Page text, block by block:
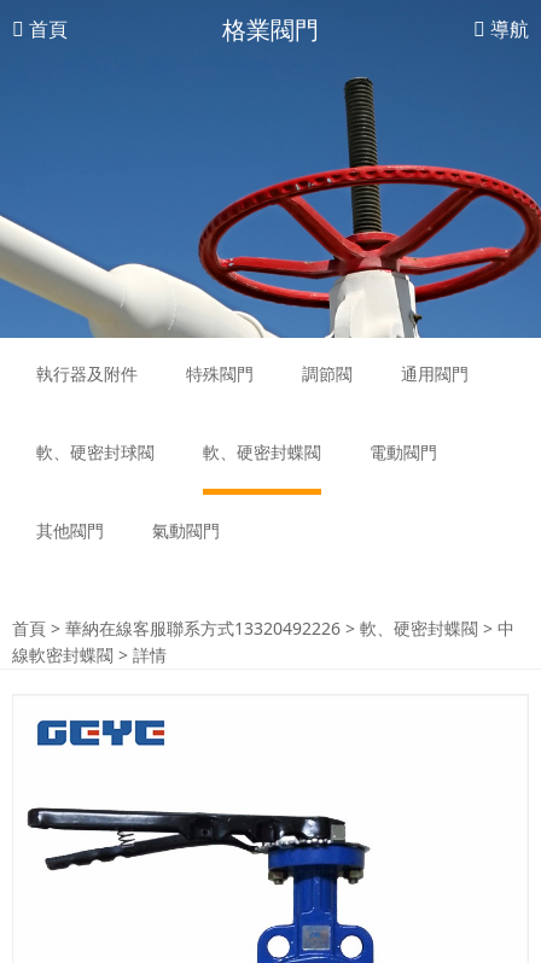
首頁 格業閥門 導航
執行器及附件 特殊閥門 調節閥 通用閥門
軟、硬密封球閥 軟、硬密封蝶閥 電動閥門
其他閥門 氣動閥門
首頁 > 華納在線客服聯系方式13320492226 > 軟、硬密封蝶閥 > 中
線軟密封蝶閥 > 詳情